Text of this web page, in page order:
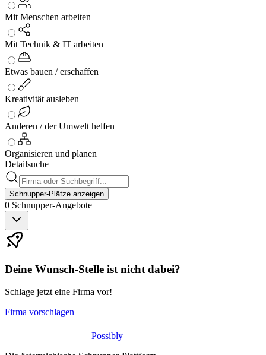
Mit Menschen arbeiten
Mit Technik & IT arbeiten
Etwas bauen / erschaffen
Kreativität ausleben
Anderen / der Umwelt helfen
Organisieren und planen
Detailsuche
Schnupper-Plätze anzeigen
0 Schnupper-Angebote
Deine Wunsch-Stelle ist nicht dabei?
Schlage jetzt eine Firma vor!
Firma vorschlagen
Possibly